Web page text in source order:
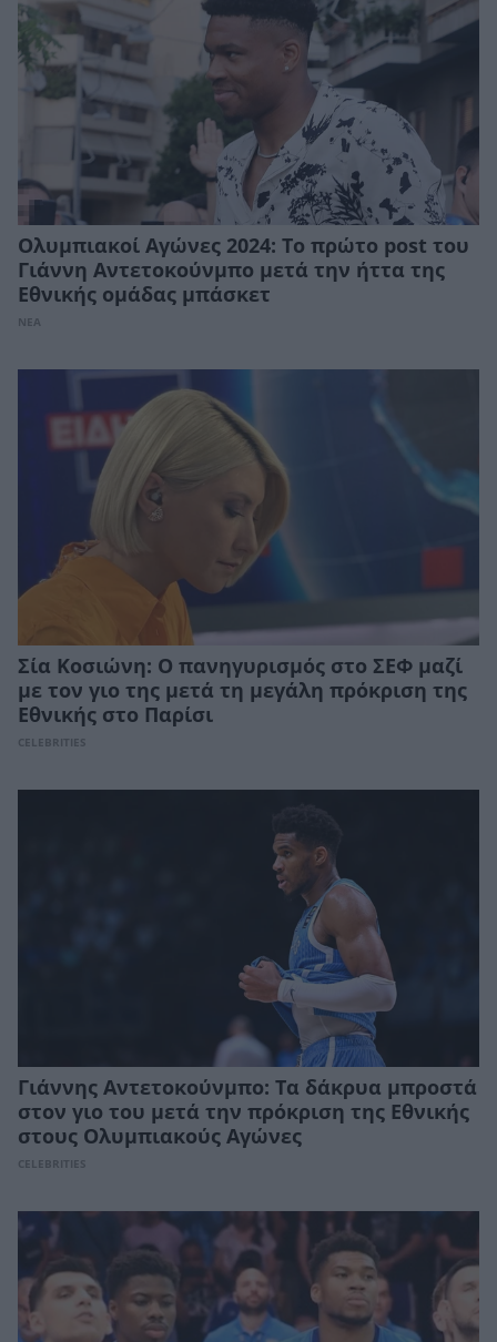
Ολυμπιακοί Αγώνες 2024: Το πρώτο post του
Γιάννη Αντετοκούνμπο μετά την ήττα της
Εθνικής ομάδας μπάσκετ
ΝΕΑ
Σία Κοσιώνη: Ο πανηγυρισμός στο ΣΕΦ μαζί
με τον γιο της μετά τη μεγάλη πρόκριση της
Εθνικής στο Παρίσι
CELEBRITIES
Γιάννης Αντετοκούνμπο: Τα δάκρυα μπροστά
στον γιο του μετά την πρόκριση της Εθνικής
στους Ολυμπιακούς Αγώνες
CELEBRITIES